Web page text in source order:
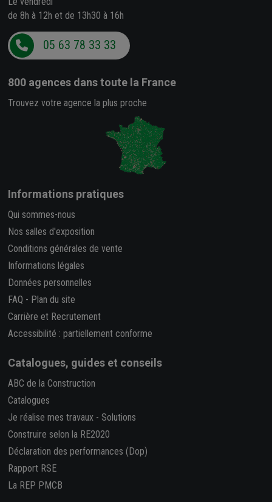
de 8h à 12h et de 13h30 à 16h
05 63 78 33 33
800 agences dans toute la France
Trouvez votre agence la plus proche
Informations pratiques
Qui sommes-nous
Nos salles d'exposition
Conditions générales de vente
Informations légales
Données personnelles
FAQ - Plan du site
Carrière et Recrutement
Accessibilité : partiellement conforme
Catalogues, guides et conseils
ABC de la Construction
Catalogues
Je réalise mes travaux - Solutions
Construire selon la RE2020
Déclaration des performances (Dop)
Rapport RSE
La REP PMCB